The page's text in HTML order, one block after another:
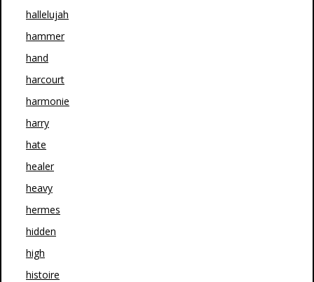
hallelujah
hammer
hand
harcourt
harmonie
harry
hate
healer
heavy
hermes
hidden
high
histoire